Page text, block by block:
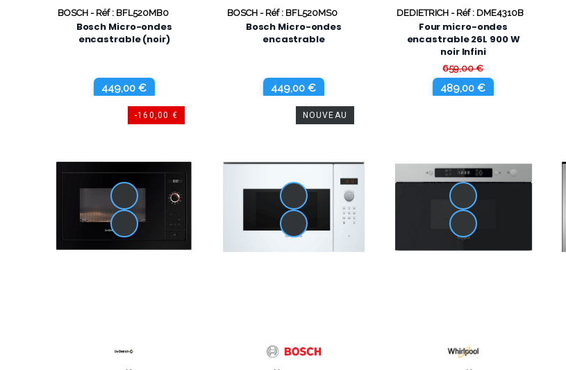
BOSCH - Réf : BFL520MB0
Bosch Micro-ondes
encastrable (noir)
449,00 €
BOSCH - Réf : BFL520MS0
Bosch Micro-ondes
encastrable
449,00 €
DEDIETRICH - Réf : DME4310B
Four micro-ondes
encastrable 26L 900 W
noir Infini
659,00 €
489,00 €
-160,00 € NOUVEAU